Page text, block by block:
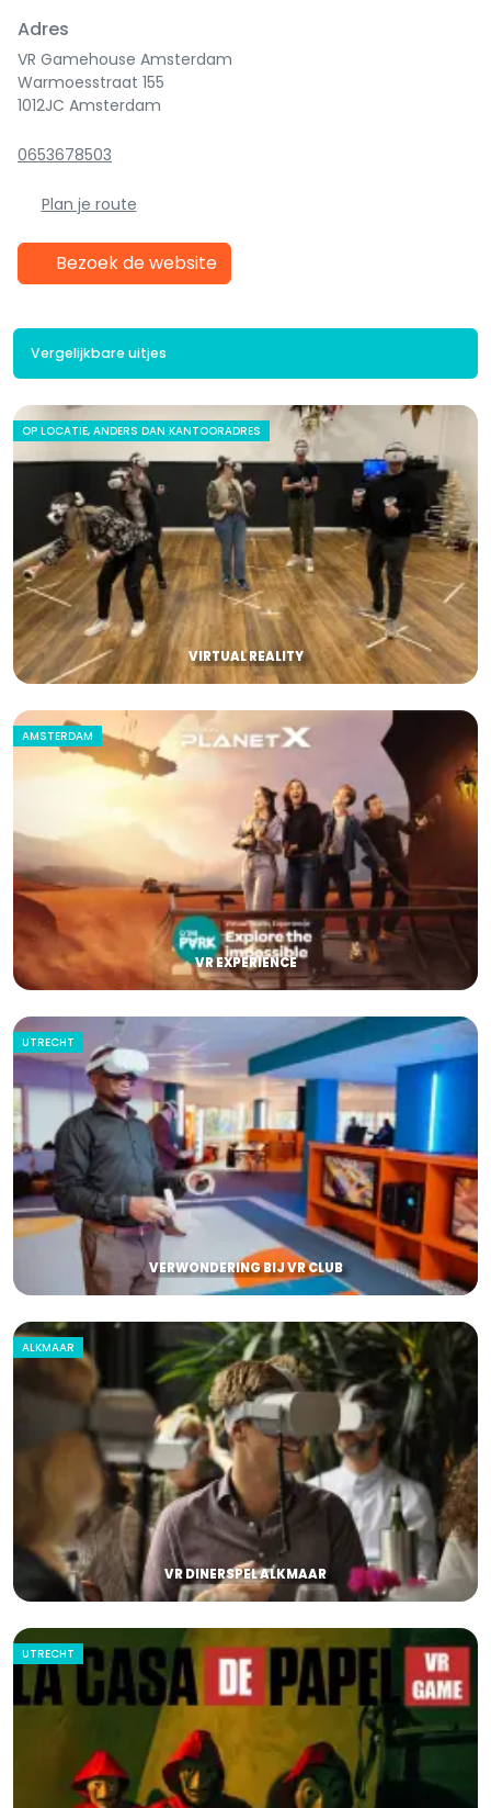
Adres
VR Gamehouse Amsterdam
Warmoesstraat 155
1012JC Amsterdam
0653678503
Plan je route
Bezoek de website
Vergelijkbare uitjes
OP LOCATIE, ANDERS DAN KANTOORADRES
VIRTUAL REALITY
AMSTERDAM
VR EXPERIENCE
UTRECHT
VERWONDERING BIJ VR CLUB
ALKMAAR
VR DINERSPEL ALKMAAR
UTRECHT